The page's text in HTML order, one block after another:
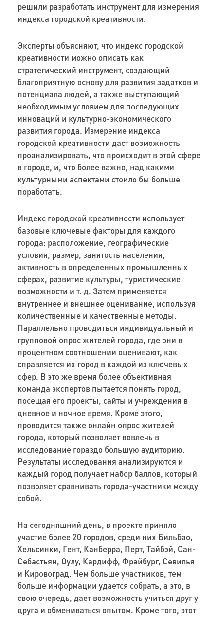
решили разработать инструмент для измерения
индекса городской креативности.
Эксперты объясняют, что индекс городской
креативности можно описать как
стратегический инструмент, создающий
благоприятную основу для развития задатков и
потенциала людей, а также выступающий
необходимым условием для последующих
инноваций и культурно-экономического
развития города. Измерение индекса
городской креативности даст возможность
проанализировать, что происходит в этой сфере
в городе, и, что более важно, над какими
культурными аспектами стоило бы больше
поработать.
Индекс городской креативности использует
базовые ключевые факторы для каждого
города: расположение, географические
условия, размер, занятость населения,
активность в определенных промышленных
сферах, развитие культуры, туристические
возможности и т. д. Затем применяется
внутреннее и внешнее оценивание, используя
количественные и качественные методы.
Параллельно проводиться индивидуальный и
групповой опрос жителей города, где они в
процентном соотношении оценивают, как
справляется их город в каждой из ключевых
сфер. В это же время более объективная
команда экспертов пытается понять город,
посещая его проекты, сайты и учреждения в
дневное и ночное время. Кроме этого,
проводится также онлайн опрос жителей
города, который позволяет вовлечь в
исследование гораздо большую аудиторию.
Результаты исследования анализируются и
каждый город получает набор баллов, который
позволяет сравнивать города-участники между
собой.
На сегодняшний день, в проекте приняло
участие более 20 городов, среди них Бильбао,
Хельсинки, Гент, Канберра, Перт, Тайбэй, Сан-
Себастьян, Оулу, Кардифф, Фрайбург, Севилья
и Кировоград. Чем больше участников, тем
больше информации удается собрать, а это, в
свою очередь, дает возможность учиться друг у
друга и обмениваться опытом. Кроме того, этот